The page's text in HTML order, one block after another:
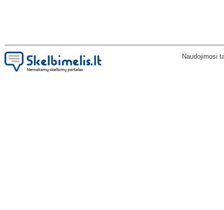
Naudojimosi